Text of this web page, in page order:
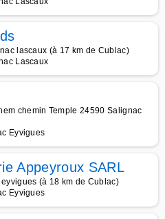
lascaux (à 17 km de Cublac)
Lascaux
chemin Temple 24590 Salignac
Eyvigues
Appeyroux SARL
(à 18 km de Cublac)
Eyvigues